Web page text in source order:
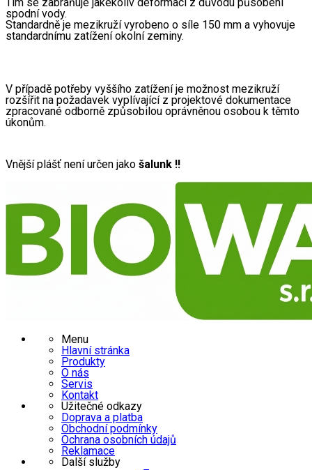
spodní vody.
Standardně je mezikruží vyrobeno o síle 150 mm a vyhovuje
standardnímu zatížení okolní zeminy.
V případě potřeby vyššího zatížení je možnost mezikruží
rozšířit na požadavek vyplívající z projektové dokumentace
zpracované odborně způsobilou oprávněnou osobou k těmto
úkonům.
Vnější plášť není určen jako šalunk !!
Menu
Hlavní stránka
Produkty
O nás
Servis
Kontakt
Užitečné odkazy
Doprava a platba
Obchodní podmínky
Ochrana osobních údajů
Reklamace
Další služby